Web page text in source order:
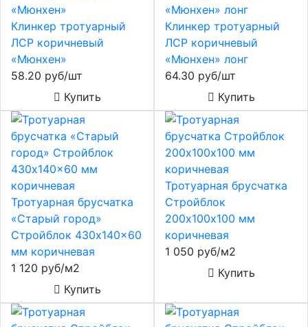
Клинкер тротуарный
ЛСР коричневый
«Мюнхен»
58.20 руб/шт
Купить
Клинкер тротуарный
ЛСР коричневый
«Мюнхен» лонг
64.30 руб/шт
Купить
Тротуарная брусчатка
«Старый город»
Стройблок 430x140x60
мм коричневая
1 120 руб/м2
Купить
Тротуарная брусчатка
Стройблок
200х100х100 мм
коричневая
1 050 руб/м2
Купить